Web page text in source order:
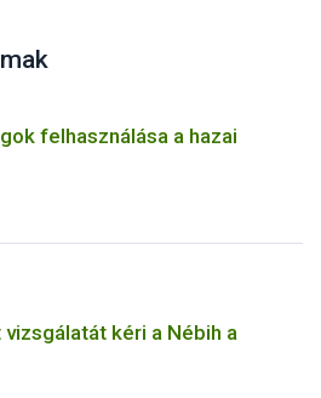
felhasználása a hazai
kéri a Nébih a